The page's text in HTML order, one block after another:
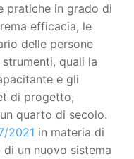
pratiche in grado di
efficacia, le
delle persone
quali la
e gli
di progetto,
quarto di secolo.
2021 in materia di
un nuovo sistema